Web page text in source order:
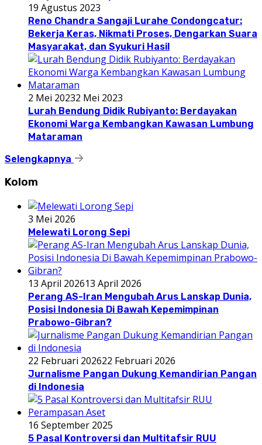
19 Agustus 2023
Reno Chandra Sangaji Lurahe Condongcatur:
Bekerja Keras, Nikmati Proses, Dengarkan Suara
Masyarakat, dan Syukuri Hasil
2 Mei 20232 Mei 2023
Lurah Bendung Didik Rubiyanto: Berdayakan
Ekonomi Warga Kembangkan Kawasan Lumbung
Mataraman
Selengkapnya
Kolom
3 Mei 2026
Melewati Lorong Sepi
13 April 202613 April 2026
Perang AS-Iran Mengubah Arus Lanskap Dunia,
Posisi Indonesia Di Bawah Kepemimpinan
Prabowo-Gibran?
22 Februari 202622 Februari 2026
Jurnalisme Pangan Dukung Kemandirian Pangan
di Indonesia
16 September 2025
5 Pasal Kontroversi dan Multitafsir RUU